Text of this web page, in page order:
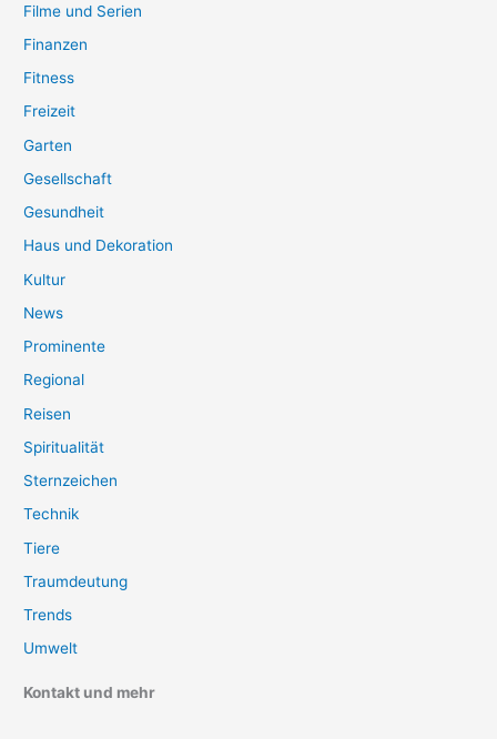
Filme und Serien
Finanzen
Fitness
Freizeit
Garten
Gesellschaft
Gesundheit
Haus und Dekoration
Kultur
News
Prominente
Regional
Reisen
Spiritualität
Sternzeichen
Technik
Tiere
Traumdeutung
Trends
Umwelt
Kontakt und mehr